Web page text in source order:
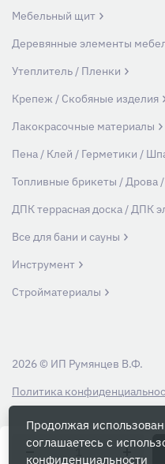
Мебельный щит
Деревянные элементы
Утеплитель / Пленки
Крепеж / Скобяные изделия
Лакокрасочные материалы
Пена / Клей / Герметики /
Топливные брикеты / Дрова /
ДПК террасная доска / ДПК
Все для бани и сауны
Инструмент
Стройматериалы
Вся информация на данном
при каких условиях не
Политика
2026 © ИП Румянцев В.Ф.
Продолжая
соглашаетесь с
конфиденциальности